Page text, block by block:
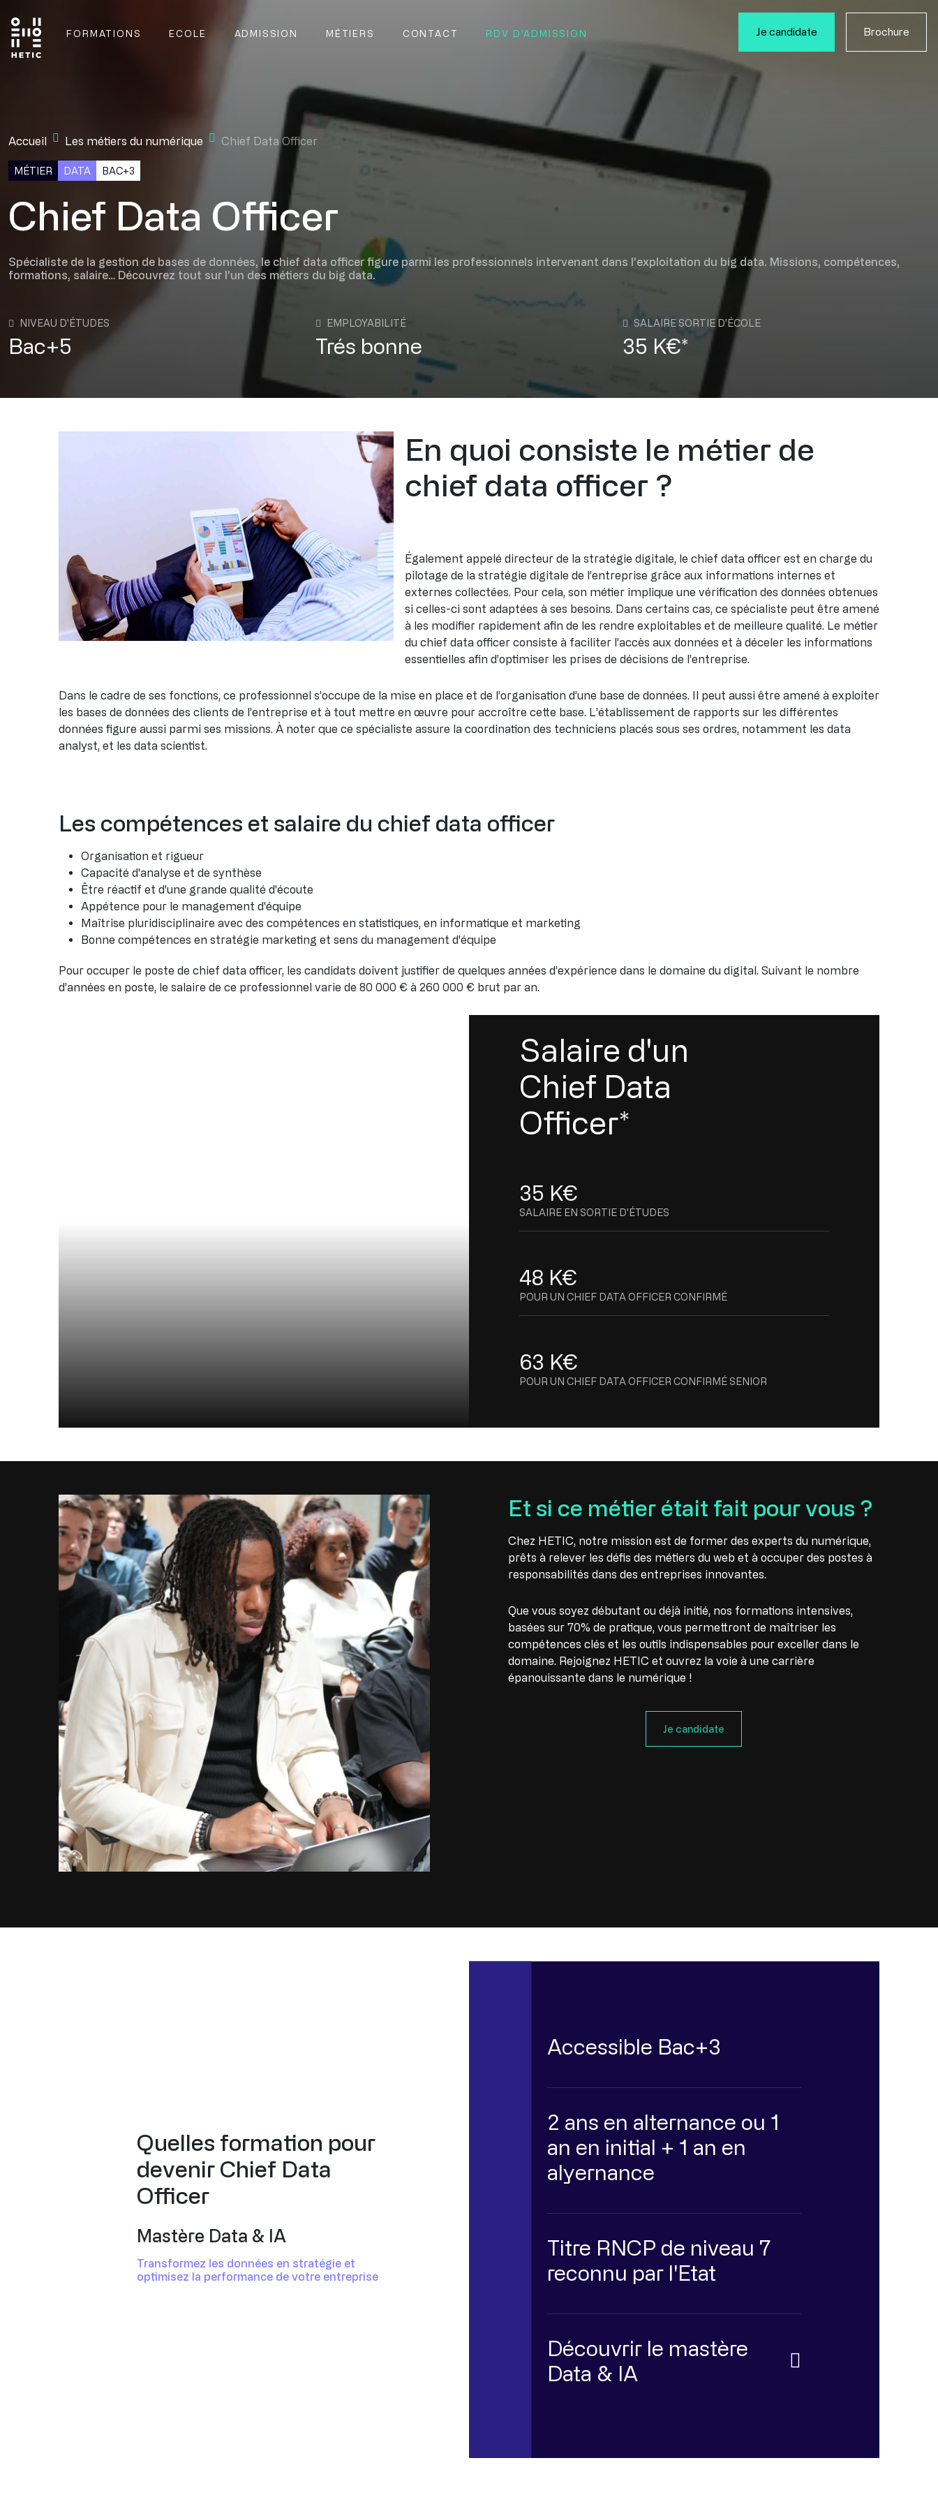
FORMATIONS ECOLE ADMISSION MÉTIERS CONTACT RDV D'ADMISSION Je candidate Brochure
Mobile navigation
Accueil Les métiers du numérique Chief Data Officer
MÉTIER DATA BAC+3
Chief Data Officer
Spécialiste de la gestion de bases de données, le chief data officer figure parmi les professionnels intervenant dans l’exploitation du big data. Missions, compétences,
formations, salaire… Découvrez tout sur l'un des métiers du big data.
NIVEAU D'ÉTUDES
Bac+5
EMPLOYABILITÉ
Trés bonne
SALAIRE SORTIE D'ÉCOLE
35 K€*
En quoi consiste le métier de
chief data officer ?
Également appelé directeur de la stratégie digitale, le chief data officer est en charge du
pilotage de la stratégie digitale de l’entreprise grâce aux informations internes et
externes collectées. Pour cela, son métier implique une vérification des données obtenues
si celles-ci sont adaptées à ses besoins. Dans certains cas, ce spécialiste peut être amené
à les modifier rapidement afin de les rendre exploitables et de meilleure qualité. Le métier
du chief data officer consiste à faciliter l’accès aux données et à déceler les informations
essentielles afin d’optimiser les prises de décisions de l’entreprise.
Dans le cadre de ses fonctions, ce professionnel s’occupe de la mise en place et de l’organisation d’une base de données. Il peut aussi être amené à exploiter
les bases de données des clients de l’entreprise et à tout mettre en œuvre pour accroître cette base. L’établissement de rapports sur les différentes
données figure aussi parmi ses missions. À noter que ce spécialiste assure la coordination des techniciens placés sous ses ordres, notamment les data
analyst, et les data scientist.
Les compétences et salaire du chief data officer
Organisation et rigueur
Capacité d'analyse et de synthèse
Être réactif et d'une grande qualité d'écoute
Appétence pour le management d'équipe
Maîtrise pluridisciplinaire avec des compétences en statistiques, en informatique et marketing
Bonne compétences en stratégie marketing et sens du management d'équipe
Pour occuper le poste de chief data officer, les candidats doivent justifier de quelques années d’expérience dans le domaine du digital. Suivant le nombre
d’années en poste, le salaire de ce professionnel varie de 80 000 € à 260 000 € brut par an.
Salaire d'un
Chief Data
Officer*
35 K€
SALAIRE EN SORTIE D'ÉTUDES
48 K€
POUR UN CHIEF DATA OFFICER CONFIRMÉ
63 K€
POUR UN CHIEF DATA OFFICER CONFIRMÉ SENIOR
Et si ce métier était fait pour vous ?
Chez HETIC, notre mission est de former des experts du numérique,
prêts à relever les défis des métiers du web et à occuper des postes à
responsabilités dans des entreprises innovantes.
Que vous soyez débutant ou déjà initié, nos formations intensives,
basées sur 70% de pratique, vous permettront de maîtriser les
compétences clés et les outils indispensables pour exceller dans le
domaine. Rejoignez HETIC et ouvrez la voie à une carrière
épanouissante dans le numérique !
Je candidate
Quelles formation pour
devenir Chief Data
Officer
Mastère Data & IA
Transformez les données en stratégie et
optimisez la performance de votre entreprise
Accessible Bac+3
2 ans en alternance ou 1
an en initial + 1 an en
alyernance
Titre RNCP de niveau 7
reconnu par l'Etat
Découvrir le mastère
Data & IA